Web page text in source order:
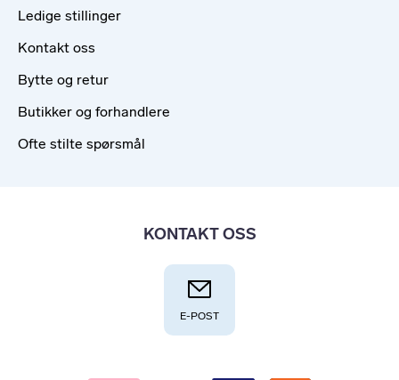
Ledige stillinger
Kontakt oss
Bytte og retur
Butikker og forhandlere
Ofte stilte spørsmål
KONTAKT OSS
E-POST